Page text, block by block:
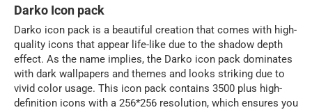
Darko Icon pack
Darko icon pack is a beautiful creation that comes with high-
quality icons that appear life-like due to the shadow depth
effect. As the name implies, the Darko icon pack dominates
with dark wallpapers and themes and looks striking due to
vivid color usage. This icon pack contains 3500 plus high-
definition icons with a 256*256 resolution, which ensures you